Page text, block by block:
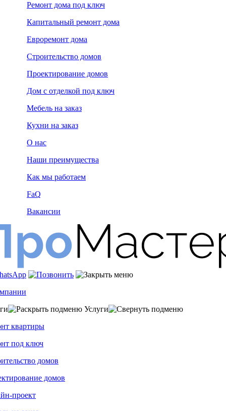
Ремонт дома под ключ
Капитальный ремонт дома
Евроремонт дома
Строительство домов
Проектирование домов
Дом с отделкой под ключ
Мебель на заказ
Кухни на заказ
О нас
Наши преимущества
Как мы работаем
FaQ
Вакансии
Услуги
квартиры
под ключ
домов
домов
проект